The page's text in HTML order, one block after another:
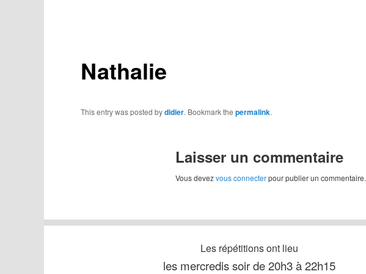
content
Nathalie
This entry was posted bydidier. Bookmark the permalink.
Laisser un commentaire
Vous devezvous connecterpour publier un commentaire.
Les répétitions ont lieu
les mercredis soir de 20h3 à 22h15